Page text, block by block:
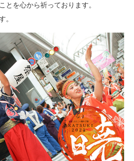
とを心から祈っております。
。